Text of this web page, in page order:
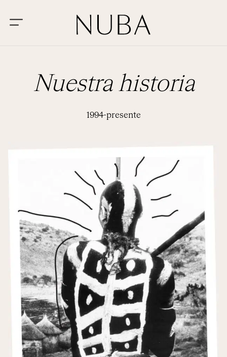
Nuestra historia
1994-presente